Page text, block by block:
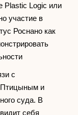
Plastic Logic или
участие в
Роснано как
с
Птицыным и
суда. В
себя